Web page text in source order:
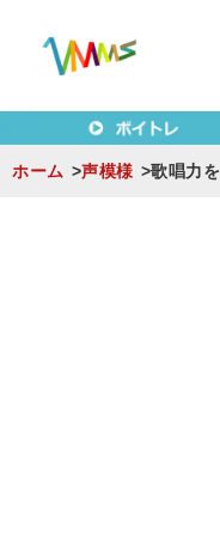
東
東京（
ホーム 声模様 歌唱力